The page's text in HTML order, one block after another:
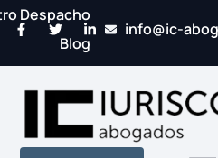
Despacho
Blog
info@ic-